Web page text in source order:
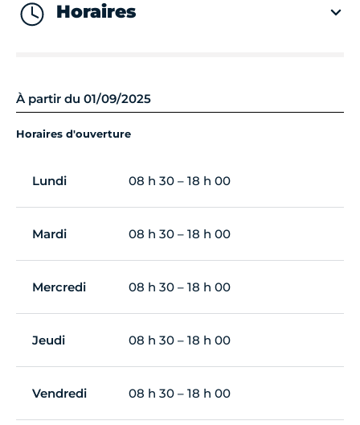
Horaires
À partir du 01/09/2025
Horaires d'ouverture
Lundi 08 h 30 – 18 h 00
Mardi 08 h 30 – 18 h 00
Mercredi 08 h 30 – 18 h 00
Jeudi 08 h 30 – 18 h 00
Vendredi 08 h 30 – 18 h 00